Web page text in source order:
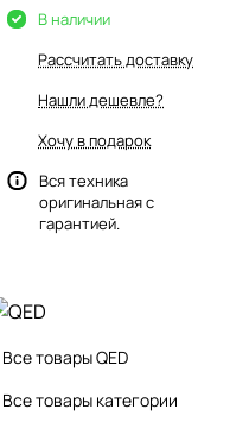
В наличии
Рассчитать доставку
Нашли дешевле?
Хочу в подарок
Вся техника
оригинальная с
гарантией.
Все товары QED
Все товары категории